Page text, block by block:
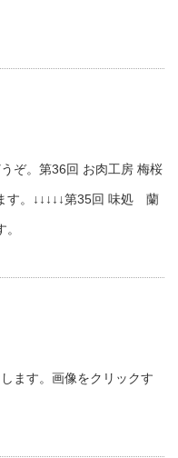
ぞ。第36回 お肉工房 梅桜
す。↓↓↓↓↓第35回 味処 蘭
ます。画像をクリックす